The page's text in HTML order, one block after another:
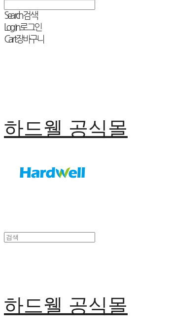
Search검색
Log In로그인
Cart장바구니
하드웰 공식몰
하드웰 공식몰